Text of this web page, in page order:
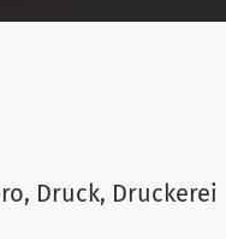
Repro, Druck, Druckerei